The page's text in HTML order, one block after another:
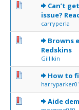
Can’t
issue?
carryperla
0 Votes - 0
Browns
Redskins
Gillikin
0 Votes - 0
How to
0 Votes - 0
Aide
0 Votes - 0